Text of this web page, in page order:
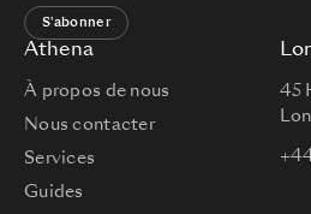
Athena
À propos de nous
Nous contacter
Services
Guides
45
S'abonner